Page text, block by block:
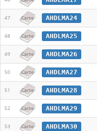
47 Carte AHDLMA24
48 Carte AHDLMA25
49 Carte AHDLMA26
50 Carte AHDLMA27
51 Carte AHDLMA28
52 Carte AHDLMA29
53 Carte AHDLMA30